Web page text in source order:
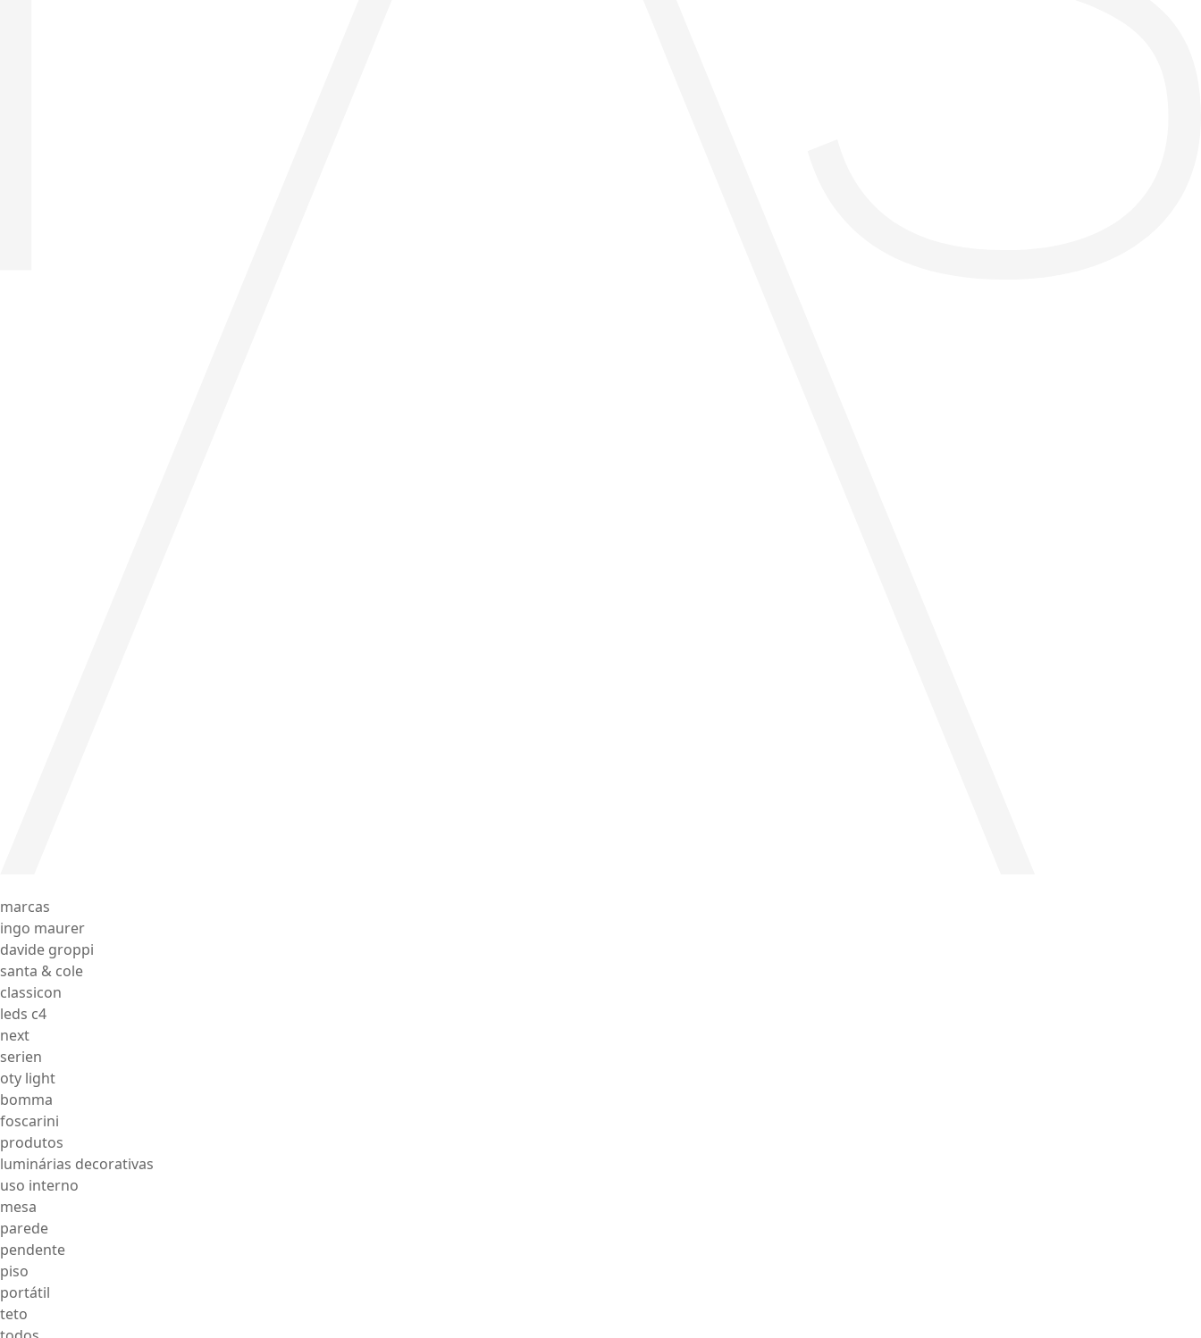
marcas
ingo maurer
davide groppi
santa & cole
classicon
leds c4
next
serien
oty light
bomma
foscarini
produtos
luminárias decorativas
uso interno
mesa
parede
pendente
piso
portátil
teto